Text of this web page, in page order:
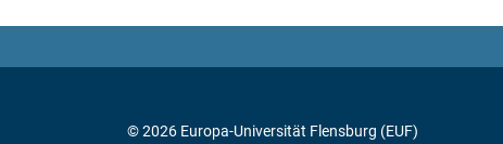
© 2026 Europa-Universität Flensburg (EUF)